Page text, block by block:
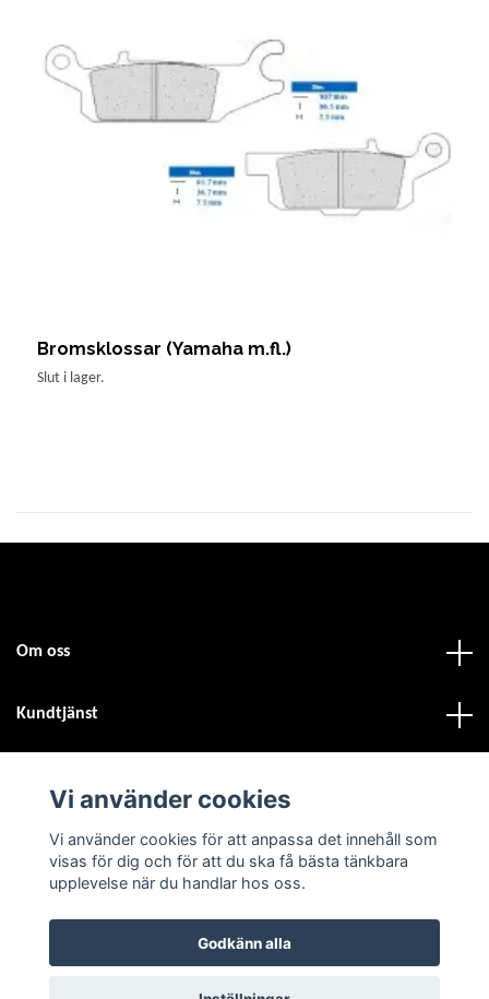
Bromsklossar (Yamaha m.fl.)
Slut i lager.
Om oss
Kundtjänst
Sociala medier
© 2026 Atvdäck.se
Vi använder cookies
Vi använder cookies för att anpassa det innehåll som
visas för dig och för att du ska få bästa tänkbara
upplevelse när du handlar hos oss.
Godkänn alla